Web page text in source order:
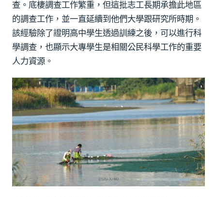
查。底棲調查工作繁重，但這批志工長期承擔此地區
的調查工作，並一直延續到他們大學跟研究所時期。
該經驗除了證明高中學生透過訓練之後，可以進行科
學調查，也顯示大專學生是相關公民科學工作的重要
人力資源。